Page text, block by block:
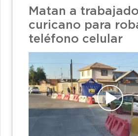
Matan a
curicano para
teléfono celular